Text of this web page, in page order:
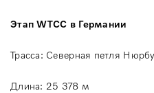
Этап WTCC в Германии
Трасса: Северная петля
Длина: 25 378 м